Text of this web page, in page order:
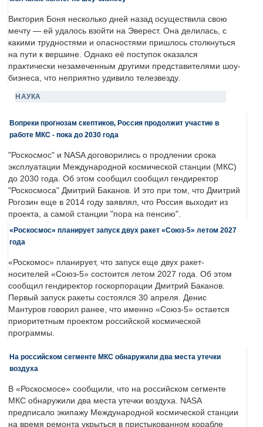
Виктория Боня несколько дней назад осуществила свою
мечту — ей удалось взойти на Эверест. Она делилась, с
какими трудностями и опасностями пришлось столкнуться
на пути к вершине. Однако её поступок оказался
практически незамеченным другими представителями шоу-
бизнеса, что неприятно удивило телезвезду.
НАУКА
Вопреки прогнозам скептиков, Россия продолжит участие в
работе МКС - пока до 2030 года
"Роскосмос" и NASA договорились о продлении срока
эксплуатации Международной космической станции (МКС)
до 2030 года. Об этом сообщил сообщил гендиректор
"Роскосмоса" Дмитрий Баканов. И это при том, что Дмитрий
Рогозин еще в 2014 году заявлял, что Россия выходит из
проекта, а самой станции "пора на пенсию".
«Роскосмос» планирует запуск двух ракет «Союз-5» летом 2027
года
«Роскомос» планирует, что запуск еще двух ракет-
носителей «Союз-5» состоится летом 2027 года. Об этом
сообщил гендиректор госкорпорации Дмитрий Баканов.
Первый запуск ракеты состоялся 30 апреля. Денис
Мантуров говорил ранее, что именно «Союз-5» остается
приоритетным проектом российской космической
программы.
На российском сегменте МКС обнаружили два места утечки
воздуха
В «Роскосмосе» сообщили, что на российском сегменте
МКС обнаружили два места утечки воздуха. NASA
предписало экипажу Международной космической станции
на время ремонта укрыться в пристыкованном корабле